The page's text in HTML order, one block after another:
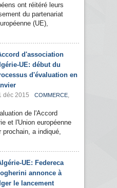
ont réitéré leurs
du partenariat
(UE),
d'association
UE: début du
d'évaluation en
déc 2015 COMMERCE,
de l'Accord
et l'Union européenne
prochain, a indiqué,
UE: Federeca
annonce à
le lancement